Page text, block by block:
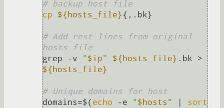
# backup host file
cp
${hosts_file}{,.bk}
# Add rest lines from original
hosts file
grep -v
"$ip" ${hosts_file}
${hosts_file}
# Unique domains for host
domains=$( echo -e "$hosts "
sort